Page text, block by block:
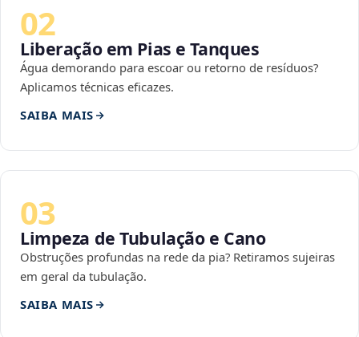
02
Liberação em Pias e Tanques
Água demorando para escoar ou retorno de resíduos?
Aplicamos técnicas eficazes.
SAIBA MAIS
03
Limpeza de Tubulação e Cano
Obstruções profundas na rede da pia? Retiramos sujeiras
em geral da tubulação.
SAIBA MAIS